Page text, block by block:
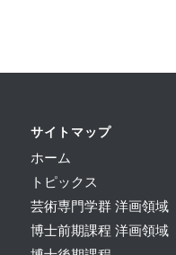
サイトマップ
ホーム
トピックス
芸術専門学群 洋画領域
博士前期課程 洋画領域